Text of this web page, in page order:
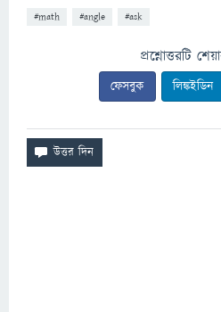
#math #angle #ask
প্রশ্নোত্তরটি
ফেসবুক লিঙ্কইডিন